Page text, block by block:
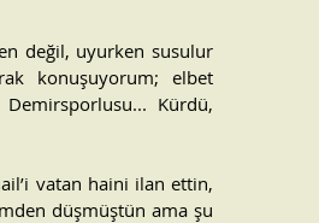
değil, uyurken susulur
konuşuyorum; elbet
Demirsporlusu... Kürdü,
vatan haini ilan ettin,
düşmüştün ama şu